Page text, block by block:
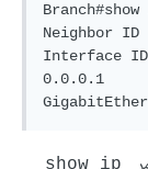
Neighbor
Interface
0.0.0.1
show ip